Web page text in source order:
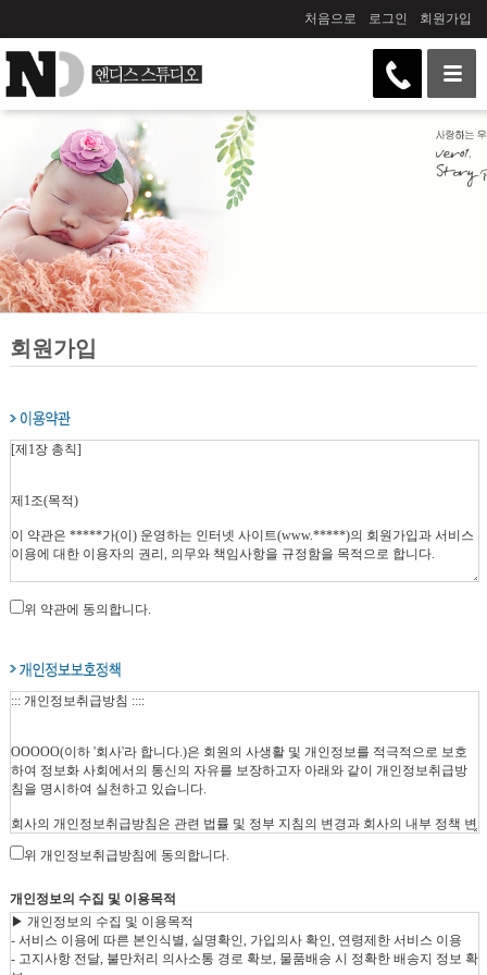
처음으로 로그인 회원가입
회원가입
위 약관에 동의합니다.
위 개인정보취급방침에 동의합니다.
개인정보의 수집 및 이용목적